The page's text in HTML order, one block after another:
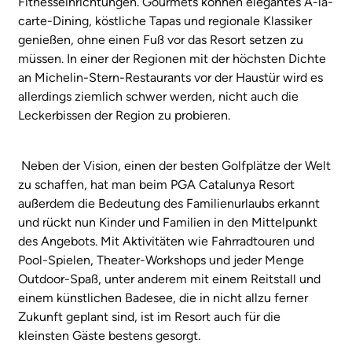
carte-Dining, köstliche Tapas und regionale Klassiker
genießen, ohne einen Fuß vor das Resort setzen zu
müssen. In einer der Regionen mit der höchsten Dichte
an Michelin-Stern-Restaurants vor der Haustür wird es
allerdings ziemlich schwer werden, nicht auch die
Leckerbissen der Region zu probieren.
Neben der Vision, einen der besten Golfplätze der Welt
zu schaffen, hat man beim PGA Catalunya Resort
außerdem die Bedeutung des Familienurlaubs erkannt
und rückt nun Kinder und Familien in den Mittelpunkt
des Angebots. Mit Aktivitäten wie Fahrradtouren und
Pool-Spielen, Theater-Workshops und jeder Menge
Outdoor-Spaß, unter anderem mit einem Reitstall und
einem künstlichen Badesee, die in nicht allzu ferner
Zukunft geplant sind, ist im Resort auch für die
kleinsten Gäste bestens gesorgt.